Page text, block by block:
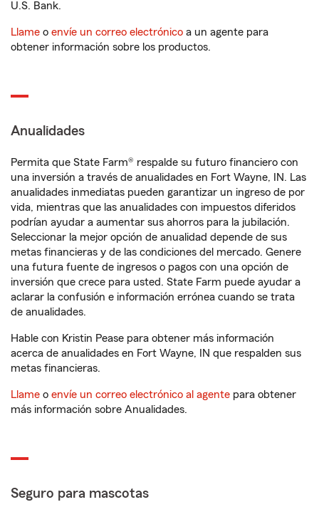
U.S. Bank.
Llame o envíe un correo electrónico a un agente para
obtener información sobre los productos.
Anualidades
Permita que State Farm® respalde su futuro financiero con
una inversión a través de anualidades en Fort Wayne, IN. Las
anualidades inmediatas pueden garantizar un ingreso de por
vida, mientras que las anualidades con impuestos diferidos
podrían ayudar a aumentar sus ahorros para la jubilación.
Seleccionar la mejor opción de anualidad depende de sus
metas financieras y de las condiciones del mercado. Genere
una futura fuente de ingresos o pagos con una opción de
inversión que crece para usted. State Farm puede ayudar a
aclarar la confusión e información errónea cuando se trata
de anualidades.
Hable con Kristin Pease para obtener más información
acerca de anualidades en Fort Wayne, IN que respalden sus
metas financieras.
Llame o envíe un correo electrónico al agente para obtener
más información sobre Anualidades.
Seguro para mascotas